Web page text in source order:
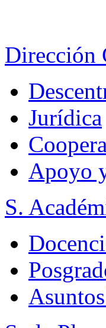
Dirección
Jurídica
Apoyo
S.